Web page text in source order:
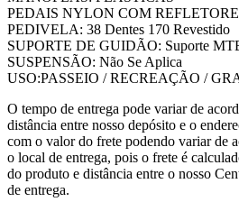
PEDAIS NYLON COM
PEDIVELA: 38 Dentes 170 Revestido
SUPORTE DE GUIDÃO: Suporte
SUSPENSÃO: Não Se Aplica
USO:PASSEIO / RECREAÇÃO /
O tempo de entrega pode variar de
distância entre nosso depósito e o
com o valor do frete podendo variar de
o local de entrega, pois o frete é
do produto e distância entre o nosso
de entrega.